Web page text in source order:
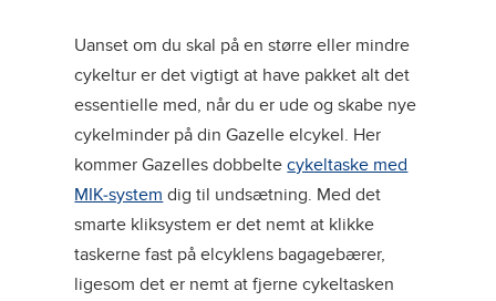
Uanset om du skal på en større eller mindre
cykeltur er det vigtigt at have pakket alt det
essentielle med, når du er ude og skabe nye
cykelminder på din Gazelle elcykel. Her
kommer Gazelles dobbeltecykeltaske med
MIK-system dig til undsætning. Med det
smarte kliksystem er det nemt at klikke
taskerne fast på elcyklens bagagebærer,
ligesom det er nemt at fjerne cykeltasken